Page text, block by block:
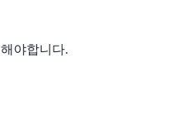
해야합니다.